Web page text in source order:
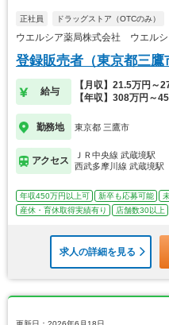
正社員 ドラッグストア（OTCのみ）
ウエルシア薬局株式会社 ウエル
登録販売者（東京都三鷹
給与
【月収】21.5万円～
【年収】308万円～
勤務地 東京都 三鷹市
アクセス
ＪＲ中央線 武蔵境駅
西武多摩川線 武蔵境駅
年収450万円以上可 新卒も応募可能
産休・育休取得実績有り
店舗数30以上
求人の詳細を見る